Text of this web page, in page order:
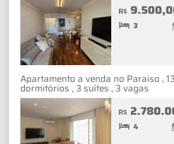
R$
3
Apartamento a venda no Paraiso ,
dormitórios , 3 suítes , 3 vagas
R$
4